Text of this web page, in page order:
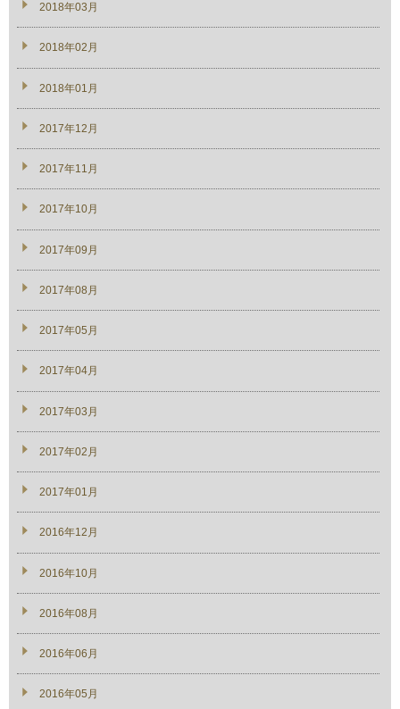
2018年03月
2018年02月
2018年01月
2017年12月
2017年11月
2017年10月
2017年09月
2017年08月
2017年05月
2017年04月
2017年03月
2017年02月
2017年01月
2016年12月
2016年10月
2016年08月
2016年06月
2016年05月